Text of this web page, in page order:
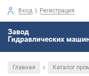
Вход | Регистрация
Главная / Каталог